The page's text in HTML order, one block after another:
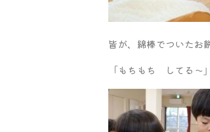
皆が、綿棒でついたお
「もちもち してる～